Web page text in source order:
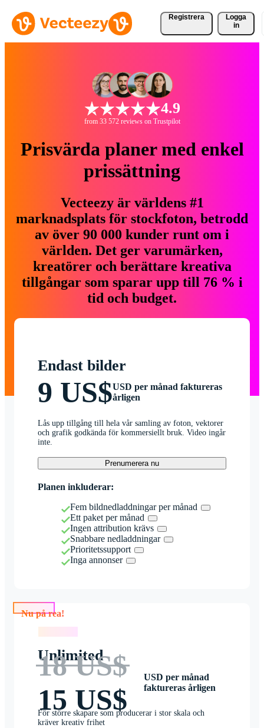
Registrera
Logga
in
4.9
from 33 572 reviews on Trustpilot
Prisvärda planer med enkel
prissättning
Vecteezy är världens #1
marknadsplats för stockfoton, betrodd
av över 90 000 kunder runt om i
världen. Det ger varumärken,
kreatörer och berättare kreativa
tillgångar som sparar upp till 76 % i
tid och budget.
Endast bilder
9 US$USD per månad faktureras
årligen
Lås upp tillgång till hela vår samling av foton, vektorer
och grafik godkända för kommersiellt bruk. Video ingår
inte.
Prenumerera nu
Planen inkluderar:
Fem bildnedladdningar per månad
Ett paket per månad
Ingen attribution krävs
Snabbare nedladdningar
Prioritetssupport
Inga annonser
Nu på rea!
Unlimited
18 US$
15 US$
USD per månad
faktureras årligen
För större skapare som producerar i stor skala och
kräver kreativ frihet